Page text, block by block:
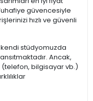
güvencesiyle
hızlı ve güvenli
stüdyomuzda
Ancak,
(telefon, bilgisayar vb.)